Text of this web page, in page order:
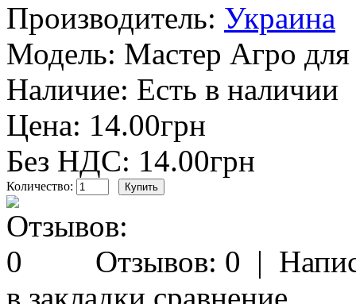
Производитель: Украина
Модель: Мастер Агро
Наличие: Есть в наличии
Цена: 14.00грн
Без НДС: 14.00грн
Количество:
Отзывов: 0 |